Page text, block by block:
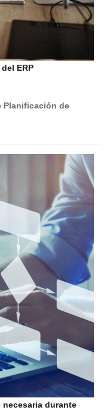
ERP
Planificación de
necesaria durante